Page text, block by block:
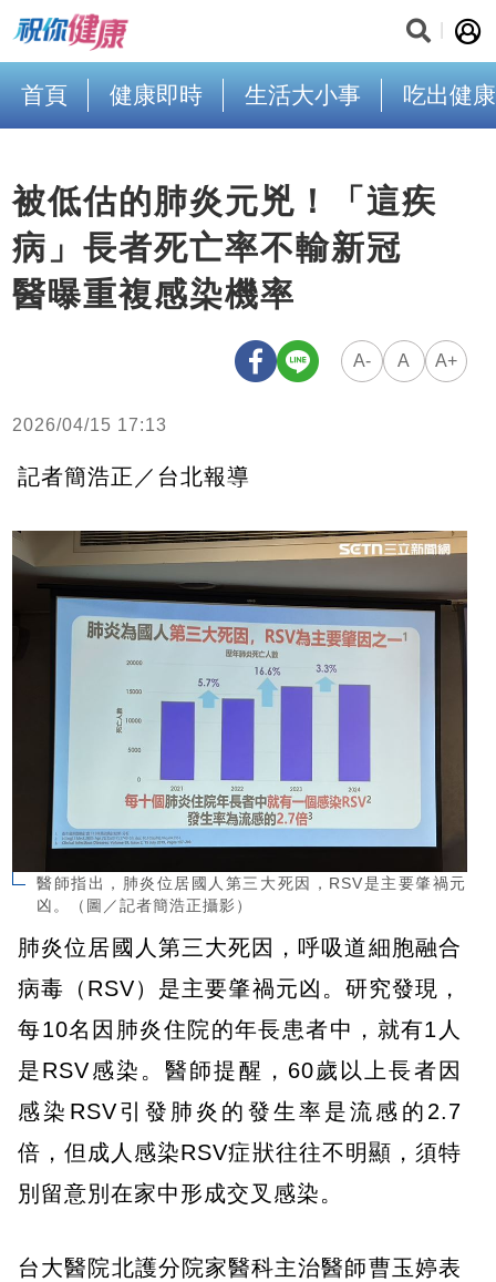
首頁 健康即時 生活大小事 吃出健康
被低估的肺炎元兇！「這疾
病」長者死亡率不輸新冠
醫曝重複感染機率
A- A A+
2026/04/15 17:13
記者簡浩正／台北報導
醫師指出，肺炎位居國人第三大死因，RSV是主要肇禍元
凶。（圖／記者簡浩正攝影）
肺炎位居國人第三大死因，呼吸道細胞融合
病毒（RSV）是主要肇禍元凶。研究發現，
每10名因肺炎住院的年長患者中，就有1人
是RSV感染。醫師提醒，60歲以上長者因
感染RSV引發肺炎的發生率是流感的2.7
倍，但成人感染RSV症狀往往不明顯，須特
別留意別在家中形成交叉感染。
台大醫院北護分院家醫科主治醫師曹玉婷表